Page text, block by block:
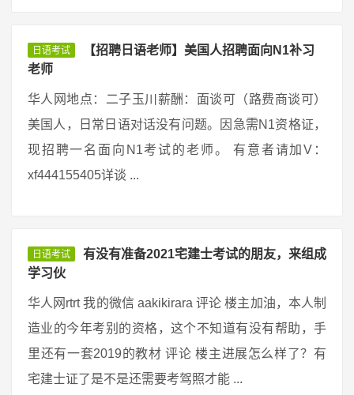
日语考试
【招聘日语老师】美国人招聘面向N1补习
老师
华人网地点：二子玉川薪酬：面谈可（路费商谈可）
美国人，日常日语对话没有问题。因急需N1资格证，
现招聘一名面向N1考试的老师。 有意者请加V：
xf444155405详谈 ...
日语考试
有没有准备2021宅建士考试的朋友，来组成
学习伙
华人网rtrt 我的微信 aakikirara 评论 楼主加油，本人制
造业的今年考别的资格，这个不知道有没有帮助，手
里还有一套2019的教材 评论 楼主进展怎么样了？有
宅建士证了是不是还需要考驾照才能 ...